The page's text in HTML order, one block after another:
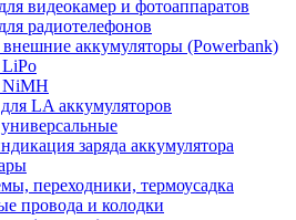
видеокамер и фотоаппаратов
радиотелефонов
аккумуляторы (Powerbank)
LiPo
NiMH
LA аккумуляторов
заряда аккумулятора
переходники, термоусадка
провода и колодки